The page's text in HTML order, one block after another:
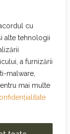
cu
alte tehnologii
a furnizării
malware,
mai multe